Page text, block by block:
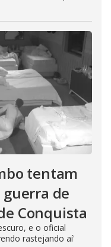
tentam
de
Conquista
e o oficial
rastejando aí'